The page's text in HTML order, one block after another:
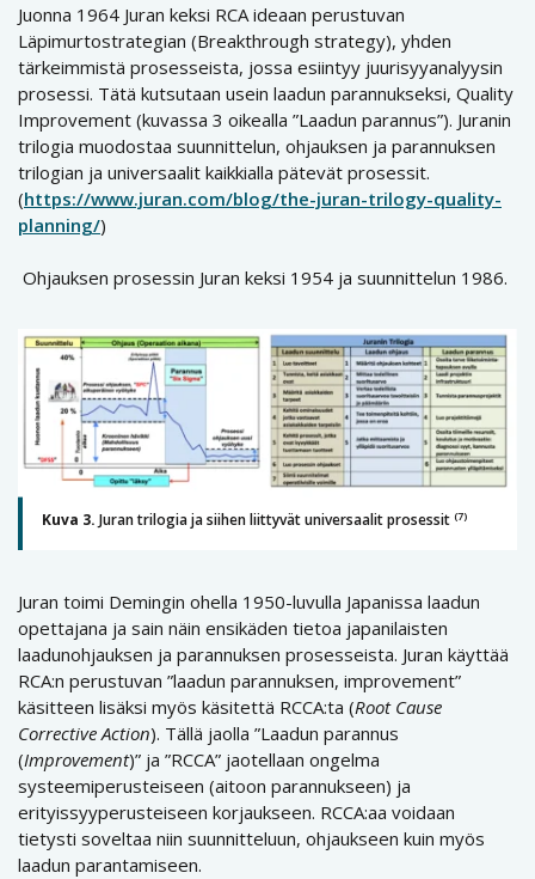
Juonna 1964 Juran keksi RCA ideaan perustuvan
Läpimurtostrategian (Breakthrough strategy), yhden
tärkeimmistä prosesseista, jossa esiintyy juurisyyanalyysin
prosessi. Tätä kutsutaan usein laadun parannukseksi, Quality
Improvement (kuvassa 3 oikealla ”Laadun parannus”). Juranin
trilogia muodostaa suunnittelun, ohjauksen ja parannuksen
trilogian ja universaalit kaikkialla pätevät prosessit.
(https://www.juran.com/blog/the-juran-trilogy-quality-
planning/)
Ohjauksen prosessin Juran keksi 1954 ja suunnittelun 1986.
Kuva 3. Juran trilogia ja siihen liittyvät universaalit prosessit (7)
Juran toimi Demingin ohella 1950-luvulla Japanissa laadun
opettajana ja sain näin ensikäden tietoa japanilaisten
laadunohjauksen ja parannuksen prosesseista. Juran käyttää
RCA:n perustuvan ”laadun parannuksen, improvement”
käsitteen lisäksi myös käsitettä RCCA:ta (Root Cause
Corrective Action). Tällä jaolla ”Laadun parannus
(Improvement)” ja ”RCCA” jaotellaan ongelma
systeemiperusteiseen (aitoon parannukseen) ja
erityissyyperusteiseen korjaukseen. RCCA:aa voidaan
tietysti soveltaa niin suunnitteluun, ohjaukseen kuin myös
laadun parantamiseen.